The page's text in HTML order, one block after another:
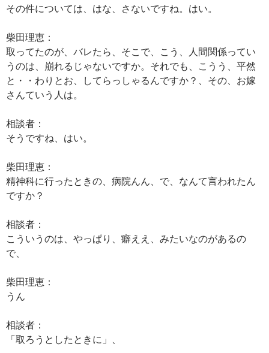
その件については、はな、さないですね。はい。
柴田理恵：
取ってたのが、バレたら、そこで、こう、人間関係ってい
うのは、崩れるじゃないですか。それでも、こうう、平然
と・・わりとお、してらっしゃるんですか？、その、お嫁
さんていう人は。
相談者：
そうですね、はい。
柴田理恵：
精神科に行ったときの、病院んん、で、なんて言われたん
ですか？
相談者：
こういうのは、やっぱり、癖ええ、みたいなのがあるの
で、
柴田理恵：
うん
相談者：
「取ろうとしたときに」、